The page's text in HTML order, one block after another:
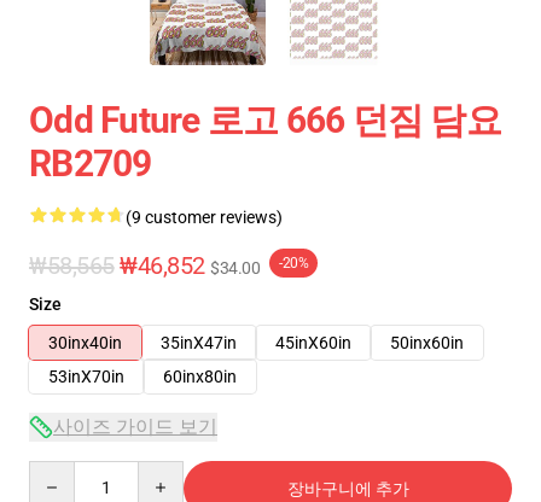
Odd Future 로고 666 던짐 담요
RB2709
(9 customer reviews)
₩58,565₩46,852 $34.00 -20%
Size
30inx40in
35inX47in 45inX60in
50inx60in
53inX70in
60inx80in
사이즈 가이드 보기
장바구니에 추가